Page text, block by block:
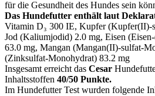
für die Gesundheit des Hundes sein
Das Hundefutter enthält laut
Vitamin D₃ 300 IE, Kupfer (Kupfer(II)-
Jod (Kaliumjodid) 2.0 mg, Eisen
63.0 mg, Mangan (Mangan(II)-sulfat-
(Zinksulfat-Monohydrat) 83.2 mg
Insgesamt erreicht das Cesar
Inhaltsstoffen 40/50 Punkte.
Im Hundefutter Test wurden folgende